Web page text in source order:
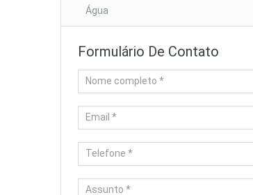
Água
Formulário De Contato